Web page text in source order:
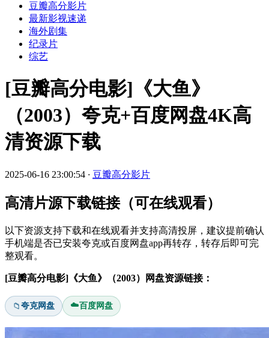
豆瓣高分影片
最新影视速递
海外剧集
纪录片
综艺
[豆瓣高分电影]《大鱼》
（2003）夸克+百度网盘4K高
清资源下载
2025-06-16 23:00:54 · 豆瓣高分影片
高清片源下载链接（可在线观看）
以下资源支持下载和在线观看并支持高清投屏，建议提前确认
手机端是否已安装夸克或百度网盘app再转存，转存后即可完
整观看。
[豆瓣高分电影]《大鱼》（2003）网盘资源链接：
📁夸克网盘 ☁️百度网盘